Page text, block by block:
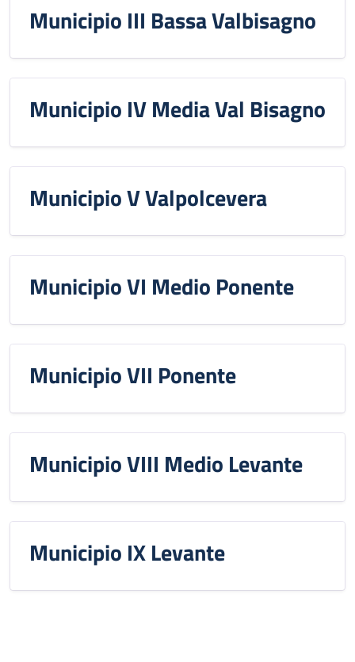
Municipio III Bassa Valbisagno
Municipio IV Media Val Bisagno
Municipio V Valpolcevera
Municipio VI Medio Ponente
Municipio VII Ponente
Municipio VIII Medio Levante
Municipio IX Levante